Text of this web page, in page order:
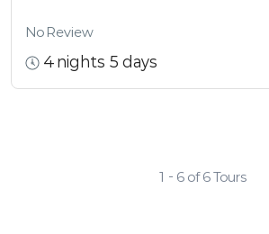
No Review
4 nights 5 days
1 - 6 of 6 Tours